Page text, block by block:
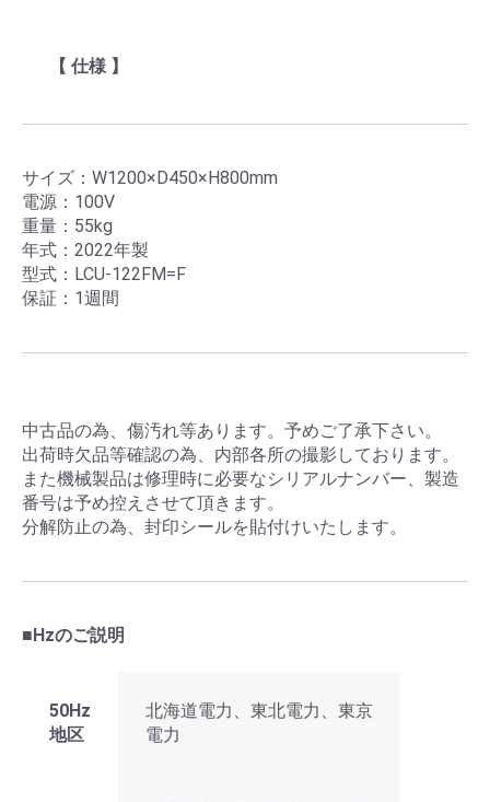
【 仕様 】
サイズ：W1200×D450×H800mm
電源：100V
重量：55kg
年式：2022年製
型式：LCU-122FM=F
保証：1週間
中古品の為、傷汚れ等あります。予めご了承下さい。
出荷時欠品等確認の為、内部各所の撮影しております。
また機械製品は修理時に必要なシリアルナンバー、製造
番号は予め控えさせて頂きます。
分解防止の為、封印シールを貼付けいたします。
■Hzのご説明
50Hz
地区
北海道電力、東北電力、東京
電力